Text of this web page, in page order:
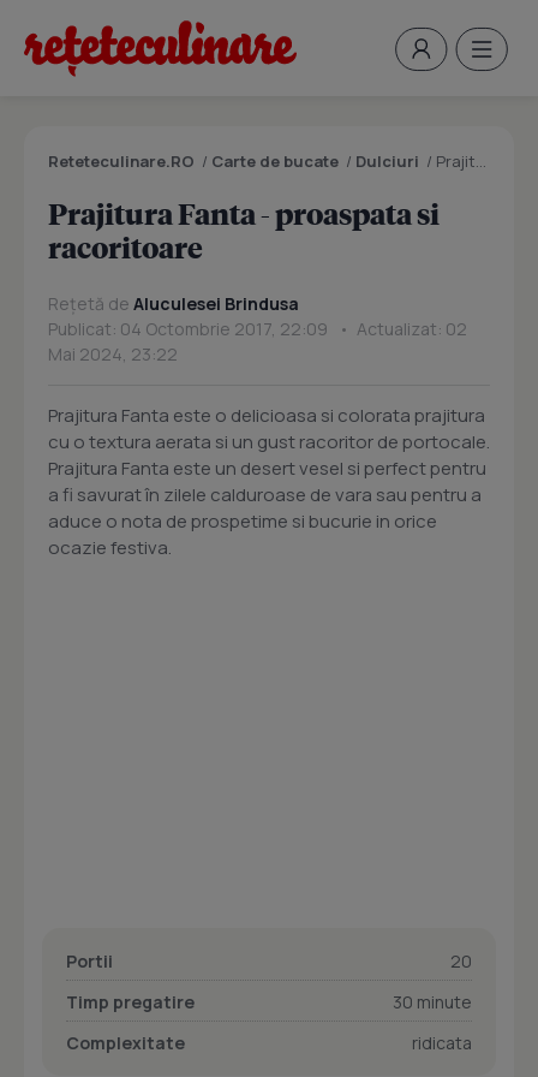
Reteteculinare.RO / Carte de bucate / Dulciuri / Prajitura Fanta - proaspata si racoritoare
Prajitura Fanta - proaspata si
racoritoare
Rețetă de Aluculesei Brindusa
Publicat: 04 Octombrie 2017, 22:09 • Actualizat: 02
Mai 2024, 23:22
Prajitura Fanta este o delicioasa si colorata prajitura
cu o textura aerata si un gust racoritor de portocale.
Prajitura Fanta este un desert vesel si perfect pentru
a fi savurat în zilele calduroase de vara sau pentru a
aduce o nota de prospetime si bucurie in orice
ocazie festiva.
Portii
20
Timp pregatire
30 minute
Complexitate
ridicata